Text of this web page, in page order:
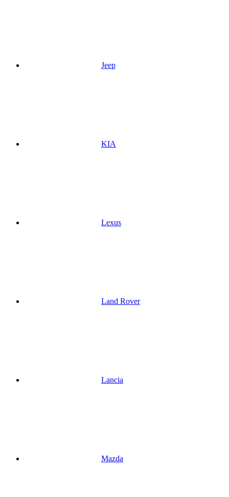
Jeep
KIA
Lexus
Land Rover
Lancia
Mazda